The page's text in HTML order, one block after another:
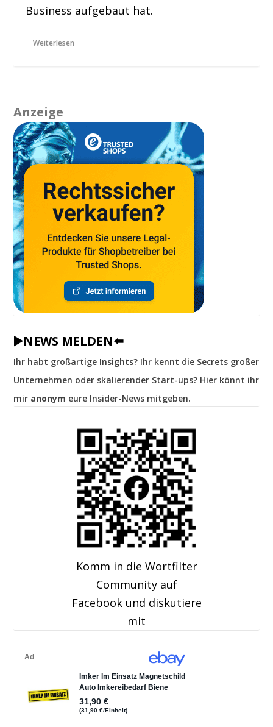
Business aufgebaut hat.
Weiterlesen
Anzeige
▶️NEWS MELDEN⬅️
Ihr habt großartige Insights? Ihr kennt die Secrets großer
Unternehmen oder skalierender Start-ups? Hier könnt ihr
mir anonym eure Insider-News mitgeben.
Komm in die Wortfilter
Community auf
Facebook und diskutiere
mit